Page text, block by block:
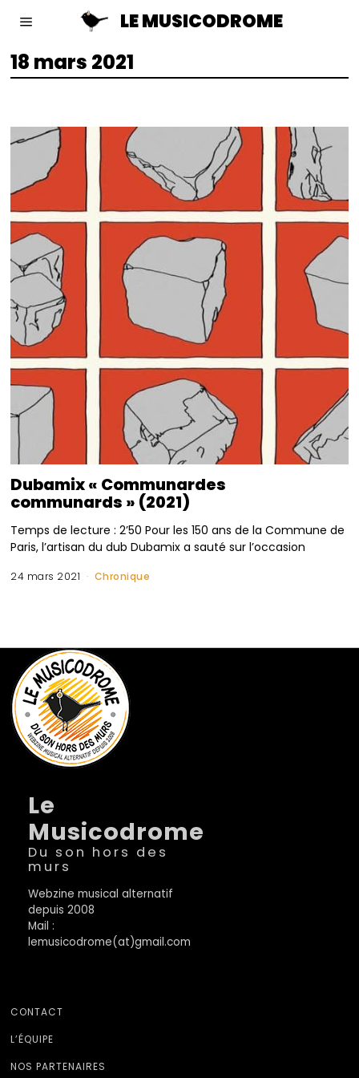
LE MUSICODROME
18 mars 2021
Dubamix « Communardes
communards » (2021)
Temps de lecture : 2’50 Pour les 150 ans de la Commune de
Paris, l’artisan du dub Dubamix a sauté sur l’occasion
24 mars 2021 Chronique
Le
Musicodrome
Du son hors des
murs
Webzine musical alternatif
depuis 2008
Mail :
lemusicodrome(at)gmail.com
CONTACT
L’ÉQUIPE
NOS PARTENAIRES